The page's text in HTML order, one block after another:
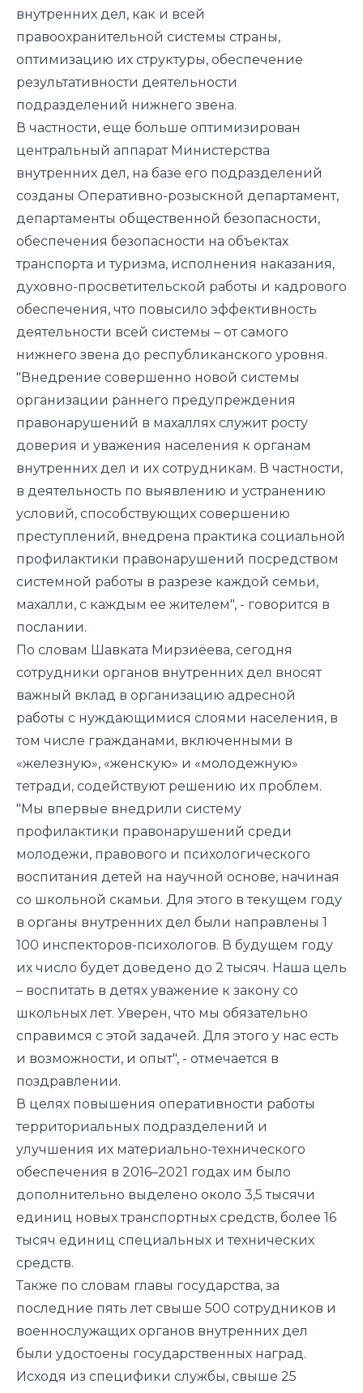
внутренних дел, как и всей
правоохранительной системы страны,
оптимизацию их структуры, обеспечение
результативности деятельности
подразделений нижнего звена.
В частности, еще больше оптимизирован
центральный аппарат Министерства
внутренних дел, на базе его подразделений
созданы Оперативно-розыскной департамент,
департаменты общественной безопасности,
обеспечения безопасности на объектах
транспорта и туризма, исполнения наказания,
духовно-просветительской работы и кадрового
обеспечения, что повысило эффективность
деятельности всей системы – от самого
нижнего звена до республиканского уровня.
"Внедрение совершенно новой системы
организации раннего предупреждения
правонарушений в махаллях служит росту
доверия и уважения населения к органам
внутренних дел и их сотрудникам. В частности,
в деятельность по выявлению и устранению
условий, способствующих совершению
преступлений, внедрена практика социальной
профилактики правонарушений посредством
системной работы в разрезе каждой семьи,
махалли, с каждым ее жителем", - говорится в
послании.
По словам Шавката Мирзиёева, сегодня
сотрудники органов внутренних дел вносят
важный вклад в организацию адресной
работы с нуждающимися слоями населения, в
том числе гражданами, включенными в
«железную», «женскую» и «молодежную»
тетради, содействуют решению их проблем.
"Мы впервые внедрили систему
профилактики правонарушений среди
молодежи, правового и психологического
воспитания детей на научной основе, начиная
со школьной скамьи. Для этого в текущем году
в органы внутренних дел были направлены 1
100 инспекторов-психологов. В будущем году
их число будет доведено до 2 тысяч. Наша цель
– воспитать в детях уважение к закону со
школьных лет. Уверен, что мы обязательно
справимся с этой задачей. Для этого у нас есть
и возможности, и опыт", - отмечается в
поздравлении.
В целях повышения оперативности работы
территориальных подразделений и
улучшения их материально-технического
обеспечения в 2016–2021 годах им было
дополнительно выделено около 3,5 тысячи
единиц новых транспортных средств, более 16
тысяч единиц специальных и технических
средств.
Также по словам главы государства, за
последние пять лет свыше 500 сотрудников и
военнослужащих органов внутренних дел
были удостоены государственных наград.
Исходя из специфики службы, свыше 25